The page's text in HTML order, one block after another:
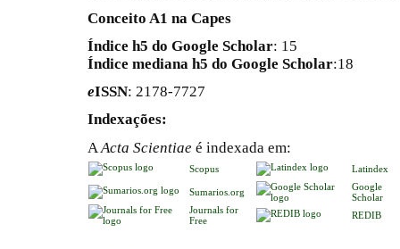
Conceito A1 na Capes
Índice h5 do Google Scholar: 15
Índice mediana h5 do Google Scholar:18
eISSN: 2178-7727
Indexações:
A Acta Scientiae é indexada em:
Scopus Latindex
Sumarios.org
Google
Scholar
Journals for
Free
REDIB